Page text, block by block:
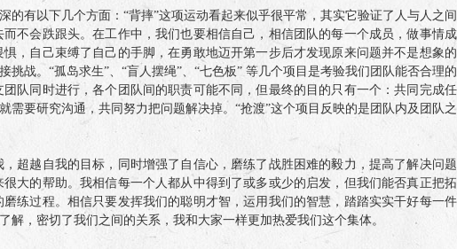
以下几个方面：“背摔”这项运动看起来似乎很平常，其实它验证了人与人之间
不会跌跟头。在工作中，我们也要相信自己，相信团队的每一个成员，做事情成
，自己束缚了自己的手脚，在勇敢地迈开第一步后才发现原来问题并不是想象的
战。“孤岛求生”、“盲人摆绳”、“七色板” 等几个项目是考验我们团队能否合理的
队同时进行，各个团队间的职责可能不同，但最终的目的只有一个：共同完成任
要研究沟通，共同努力把问题解决掉。“抢渡”这个项目反映的是团队内及团队之
越自我的目标，同时增强了自信心，磨练了战胜困难的毅力，提高了解决问题
大的帮助。我相信每一个人都从中得到了或多或少的启发，但我们能否真正把拓
练过程。相信只要发挥我们的聪明才智，运用我们的智慧，踏踏实实干好每一件
，密切了我们之间的关系，我和大家一样更加热爱我们这个集体。